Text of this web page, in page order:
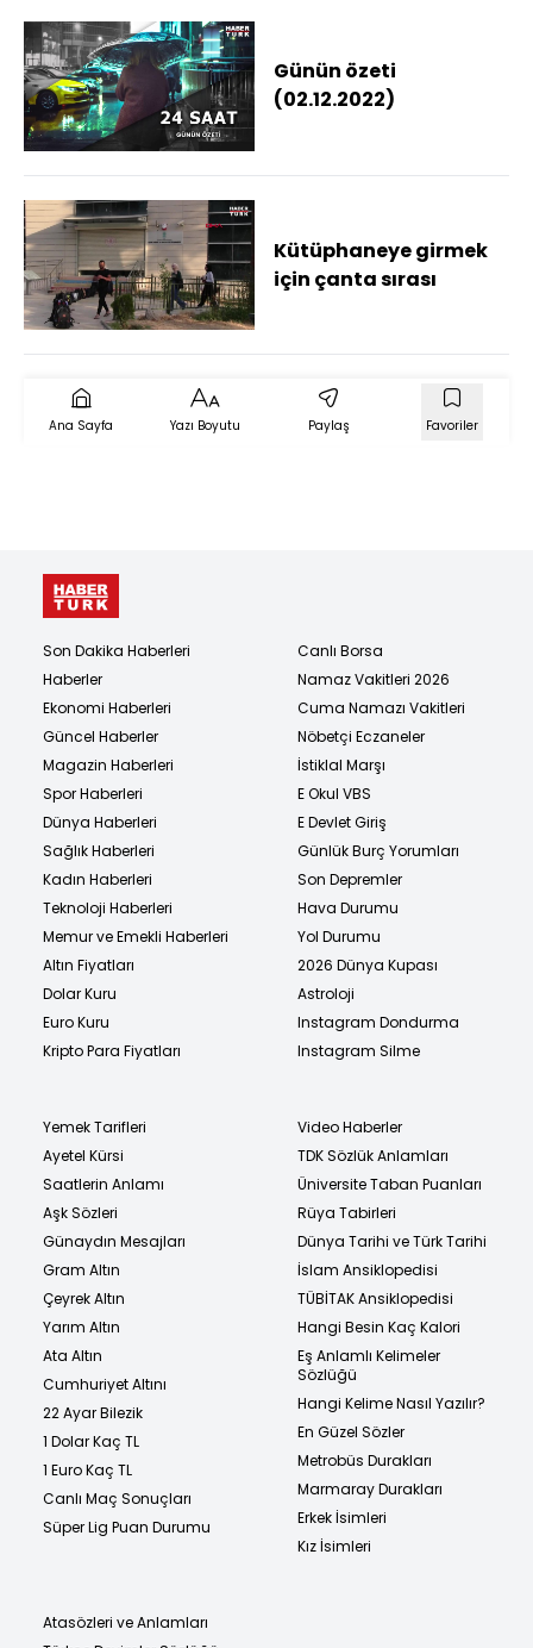
Günün özeti
(02.12.2022)
Kütüphaneye girmek
için çanta sırası
Ana Sayfa Yazı Boyutu Paylaş Favoriler
Son Dakika Haberleri
Haberler
Ekonomi Haberleri
Güncel Haberler
Magazin Haberleri
Spor Haberleri
Dünya Haberleri
Sağlık Haberleri
Kadın Haberleri
Teknoloji Haberleri
Memur ve Emekli Haberleri
Altın Fiyatları
Dolar Kuru
Euro Kuru
Kripto Para Fiyatları
Canlı Borsa
Namaz Vakitleri 2026
Cuma Namazı Vakitleri
Nöbetçi Eczaneler
İstiklal Marşı
E Okul VBS
E Devlet Giriş
Günlük Burç Yorumları
Son Depremler
Hava Durumu
Yol Durumu
2026 Dünya Kupası
Astroloji
Instagram Dondurma
Instagram Silme
Yemek Tarifleri
Ayetel Kürsi
Saatlerin Anlamı
Aşk Sözleri
Günaydın Mesajları
Gram Altın
Çeyrek Altın
Yarım Altın
Ata Altın
Cumhuriyet Altını
22 Ayar Bilezik
1 Dolar Kaç TL
1 Euro Kaç TL
Canlı Maç Sonuçları
Süper Lig Puan Durumu
Video Haberler
TDK Sözlük Anlamları
Üniversite Taban Puanları
Rüya Tabirleri
Dünya Tarihi ve Türk Tarihi
İslam Ansiklopedisi
TÜBİTAK Ansiklopedisi
Hangi Besin Kaç Kalori
Eş Anlamlı Kelimeler
Sözlüğü
Hangi Kelime Nasıl Yazılır?
En Güzel Sözler
Metrobüs Durakları
Marmaray Durakları
Erkek İsimleri
Kız İsimleri
Atasözleri ve Anlamları